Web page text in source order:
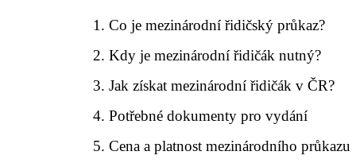
Co je mezinárodní řidičský průkaz?
Kdy je mezinárodní řidičák nutný?
Jak získat mezinárodní řidičák v ČR?
Potřebné dokumenty pro vydání
Cena a platnost mezinárodního průkazu